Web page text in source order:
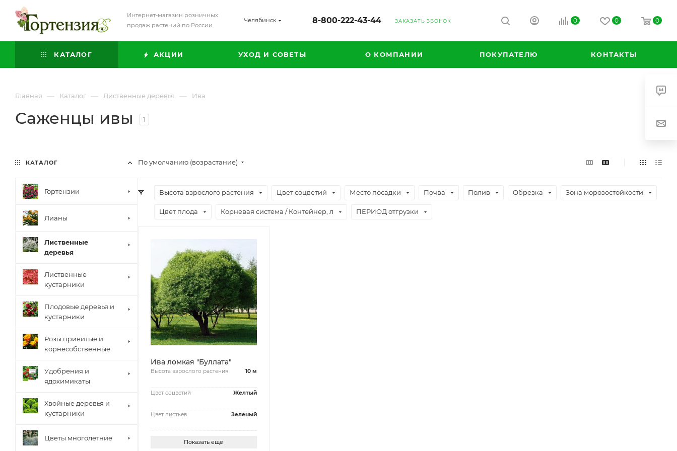
Интернет-магазин розничных
продаж растений по России
Челябинск 8-800-222-43-44 ЗАКАЗАТЬ ЗВОНОК 0 0 0
КАТАЛОГ АКЦИИ УХОД И СОВЕТЫ О КОМПАНИИ ПОКУПАТЕЛЮ КОНТАКТЫ
Главная — Каталог — Лиственные деревья — Ива
Саженцы ивы 1
По умолчанию (возрастание)
Высота взрослого растения Цвет соцветий Место посадки Почва Полив Обрезка Зона морозостойкости
Цвет плода Корневая система / Контейнер, л ПЕРИОД отгрузки
Ива ломкая "Буллата"
Высота взрослого растения 10 м
Цвет соцветий Желтый
Цвет листьев Зеленый
Показать еще
КАТАЛОГ
Гортензии
Лианы
Лиственные
деревья
Лиственные
кустарники
Плодовые деревья и
кустарники
Розы привитые и
корнесобственные
Удобрения и
ядохимикаты
Хвойные деревья и
кустарники
Цветы многолетние